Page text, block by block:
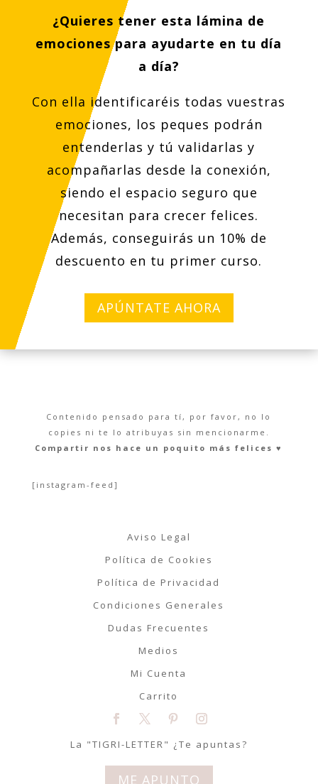
¿Quieres tener esta lámina de
emociones para ayudarte en tu día
a día?
Con ella identificaréis todas vuestras
emociones, los peques podrán
entenderlas y tú validarlas y
acompañarlas desde la conexión,
siendo el espacio seguro que
necesitan para crecer felices.
Además, conseguirás un 10% de
descuento en tu primer curso.
APÚNTATE AHORA
Contenido pensado para tí, por favor, no lo
copies ni te lo atribuyas sin mencionarme.
Compartir nos hace un poquito más felices ♥︎
[instagram-feed]
Aviso Legal
Política de Cookies
Política de Privacidad
Condiciones Generales
Dudas Frecuentes
Medios
Mi Cuenta
Carrito
La "TIGRI-LETTER" ¿Te apuntas?
ME APUNTO